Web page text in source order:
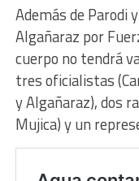
Además de Parodi
Algañaraz por
cuerpo no tendrá
tres oficialistas
y Algañaraz), dos
Mujica) y un